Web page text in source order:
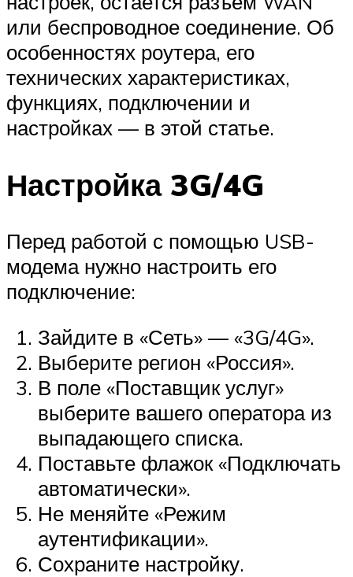
или беспроводное соединение. Об
особенностях роутера, его
технических характеристиках,
функциях, подключении и
настройках — в этой статье.
Настройка 3G/4G
Перед работой с помощью USB-
модема нужно настроить его
подключение:
Зайдите в «Сеть» — «3G/4G».
Выберите регион «Россия».
В поле «Поставщик услуг»
выберите вашего оператора из
выпадающего списка.
Поставьте флажок «Подключать
автоматически».
Не меняйте «Режим
аутентификации».
Сохраните настройку.